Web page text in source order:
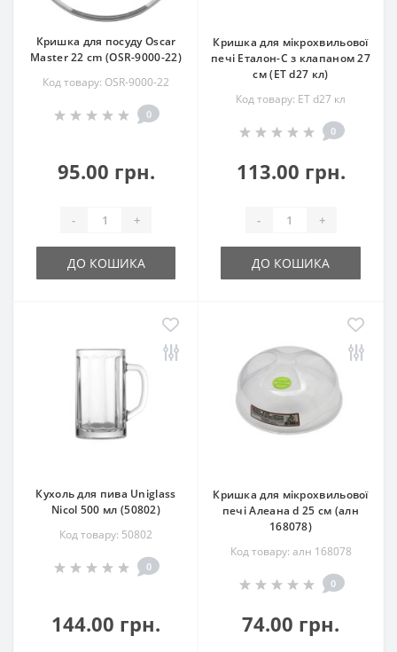
Кришка для посуду Oscar
Master 22 cm (OSR-9000-22)
Код товару: OSR-9000-22
0
95.00 грн.
- +
ДО КОШИКА
Кришка для мікрохвильової
печі Еталон-С з клапаном 27
см (ЕТ d27 кл)
Код товару: ЕТ d27 кл
0
113.00 грн.
- +
ДО КОШИКА
Кухоль для пива Uniglass
Nicol 500 мл (50802)
Код товару: 50802
0
144.00 грн.
Кришка для мікрохвильової
печі Алеана d 25 см (алн
168078)
Код товару: алн 168078
0
74.00 грн.